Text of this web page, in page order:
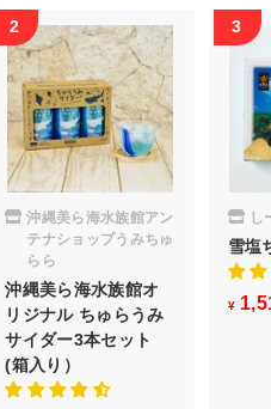
沖縄美ら海水族館アン
テナショップうみちゅ
らら
沖縄美ら海水族館オ
リジナル ちゅらうみ
サイダー3本セット
(箱入り）
し
雪塩
¥